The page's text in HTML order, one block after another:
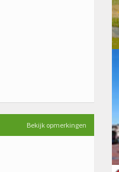
Bekijk opmerkingen